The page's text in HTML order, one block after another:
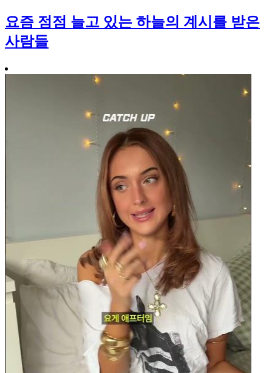
요즘 점점 늘고 있는 하늘의 계시를 받은
사람들